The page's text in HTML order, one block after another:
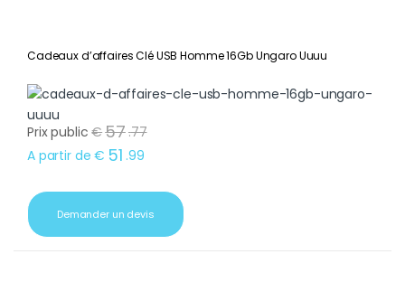
Cadeaux d’affaires Clé USB Homme 16Gb Ungaro Uuuu
Prix public €57.77
A partir de € 51 .99
Demander un devis